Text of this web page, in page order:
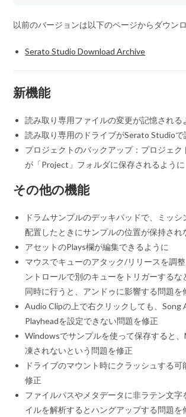
以前のバージョンは以下のページからダウン
Serato Studio Download Archive
新機能
読み取り専用ファイルの変更が記憶される
読み取り専用のドライブがSerato Studioで
プロジェクトのバックアップ：プロジェク
が「Project」フォルダに保存されるように
その他の機能
ドラムサンプルのデッキパッドで、ミッ
配置したときにサンプルの位置が保持され
アセットのPlays欄が編集できるように
マウスでキューのアタック/リリースを調
ントロールで別のキューをトリガーするな
同時に行うと、アンドゥに影響する問題を
Audio Clipの上で右クリックしても、Song
Playheadを設定できない問題を修正
Windowsでサンプルを使って保存すると
凍されないという問題を修正
ドライブのマウント時にクラッシュする可
修正
ファイルパスやメタデータに非ラテン文字
イルを解析するとハングアップする問題を